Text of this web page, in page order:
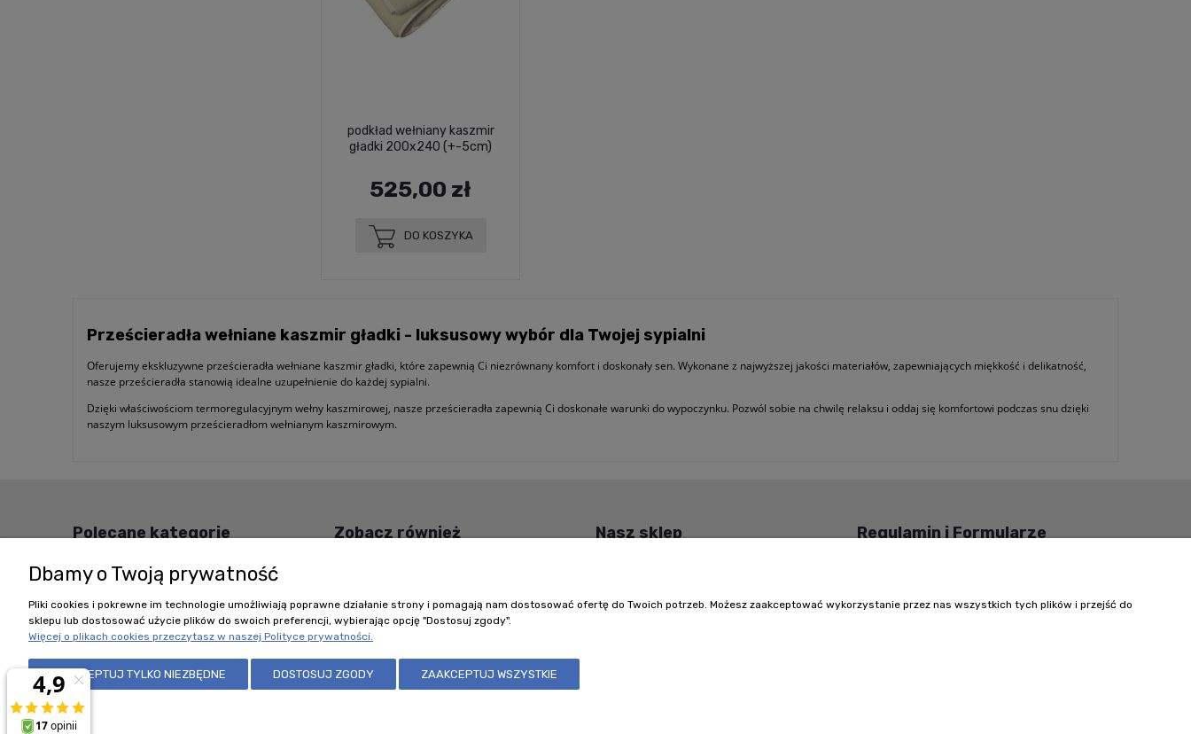
podkład wełniany kaszmir
gładki 200x240 (+-5cm)
525,00 zł
DO KOSZYKA
Prześcieradła wełniane kaszmir gładki - luksusowy wybór dla Twojej sypialni
Oferujemy ekskluzywne prześcieradła wełniane kaszmir gładki, które zapewnią Ci niezrównany komfort i doskonały sen. Wykonane z najwyższej jakości materiałów, zapewniających miękkość i delikatność,
nasze prześcieradła stanowią idealne uzupełnienie do każdej sypialni.
Dzięki właściwościom termoregulacyjnym wełny kaszmirowej, nasze prześcieradła zapewnią Ci doskonałe warunki do wypoczynku. Pozwól sobie na chwilę relaksu i oddaj się komfortowi podczas snu dzięki
naszym luksusowym prześcieradłom wełnianym kaszmirowym.
Polecane kategorie
Koce wełniane
Kołdry bawełniane
Poduszki wełniane
Kołdry wełniane
Pościel antyalergiczna
Pasy wełniane
Zobacz również
Kołdry na bezsenność z CBD
Koce bawełniane
Koc z wełny wielbłądziej
Nasz sklep
Dane firmy
Regulamin i Formularze
Formularz reklamacji i zwrotu
Dbamy o Twoją prywatność
Pliki cookies i pokrewne im technologie umożliwiają poprawne działanie strony i pomagają nam dostosować ofertę do Twoich potrzeb. Możesz zaakceptować wykorzystanie przez nas wszystkich tych plików i przejść do
sklepu lub dostosować użycie plików do swoich preferencji, wybierając opcję "Dostosuj zgody".
Więcej o plikach cookies przeczytasz w naszej Polityce prywatności.
ZAAKCEPTUJ TYLKO NIEZBĘDNE DOSTOSUJ ZGODY ZAAKCEPTUJ WSZYSTKIE